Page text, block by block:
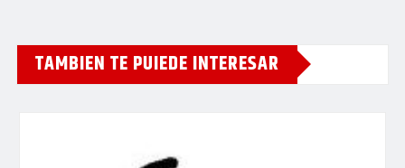
TAMBIEN TE PUIEDE INTERESAR